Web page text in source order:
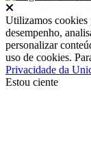
Utilizamos cookies
desempenho,
personalizar
uso de cookies.
Privacidade da
Estou ciente